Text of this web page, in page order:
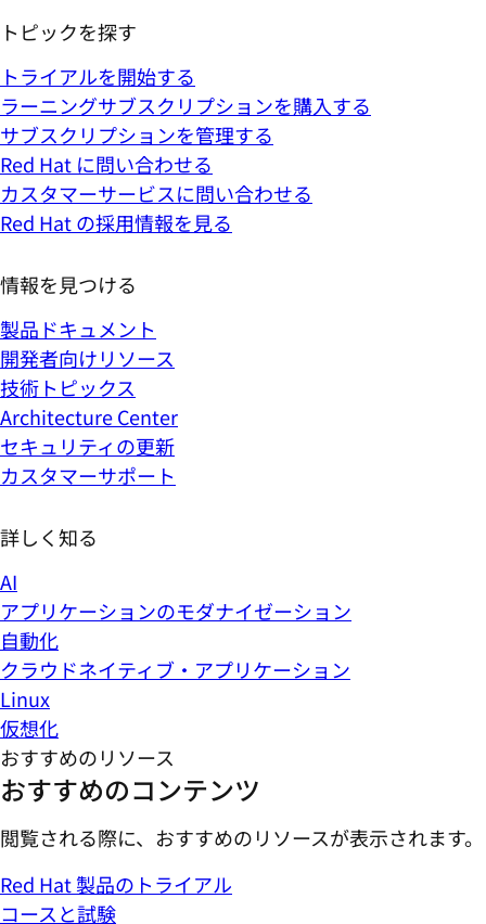
Red Hat の採用情報を見る
情報を見つける
製品ドキュメント
開発者向けリソース
技術トピックス
Architecture Center
カスタマーサポート
詳しく知る
AI
アプリケーションのモダナイゼーション
自動化
クラウドネイティブ・アプリケーション
仮想化
おすすめのリソース
おすすめのコンテンツ
閲覧される際に、おすすめのリソースが表示されます。
Red Hat 製品のトライアル
コースと試験
すべての製品
技術トピック
Red Hat アカウントをさらに有効活用